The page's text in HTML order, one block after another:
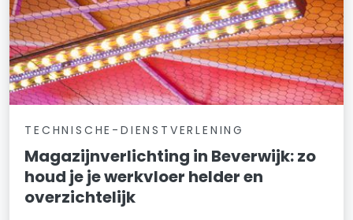
TECHNISCHE-DIENSTVERLENING
Magazijnverlichting in Beverwijk: zo
houd je je werkvloer helder en
overzichtelijk